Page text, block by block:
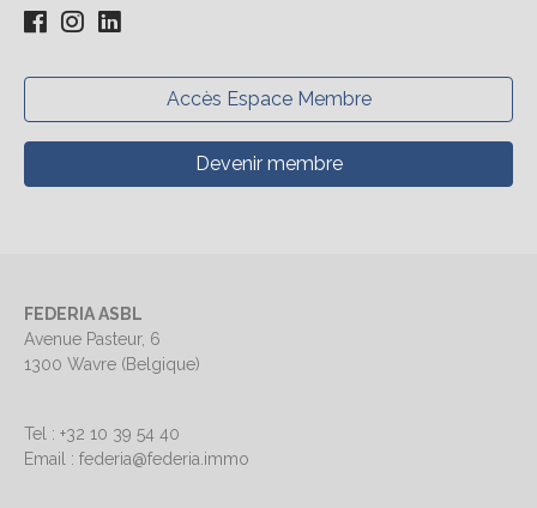
Accès Espace Membre
Devenir membre
FEDERIA ASBL
Avenue Pasteur, 6
1300 Wavre (Belgique)
Tel : +32 10 39 54 40
Email : federia@federia.immo